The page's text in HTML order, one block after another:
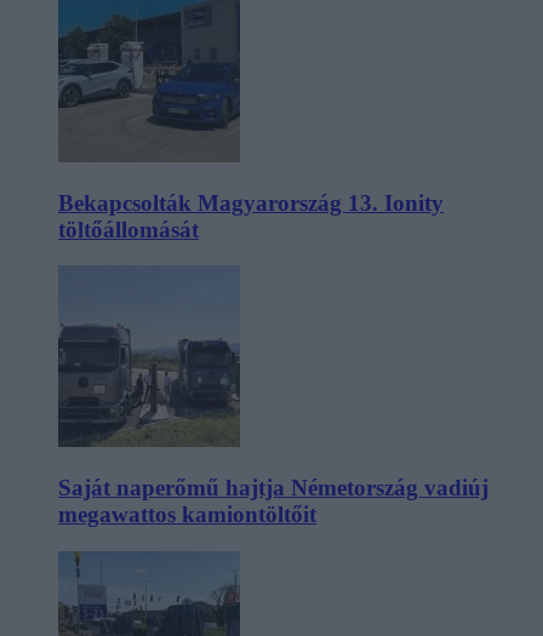
Bekapcsolták Magyarország 13. Ionity
töltőállomását
Saját naperőmű hajtja Németország vadiúj
megawattos kamiontöltőit